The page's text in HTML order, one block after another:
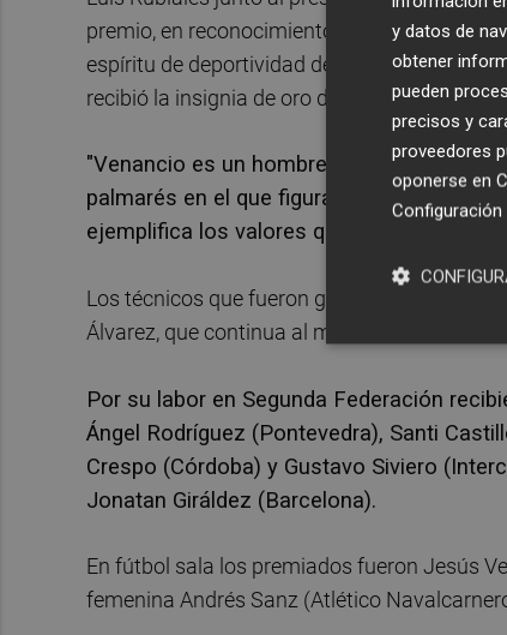
premio, en reconocimiento a los éxitos
espíritu de deportividad de los técnicos. El
recibió la insignia de oro de la RFEF.
"Venancio es un hombre que trabaja,
palmarés en el que figuran cuatro Copas
ejemplifica los valores que queremos
Los técnicos que fueron galardonados
Álvarez, que continua al mando del Villarreal
Por su labor en Segunda Federación
Ángel Rodríguez (Pontevedra), Santi
Crespo (Córdoba) y Gustavo Siviero
Jonatan Giráldez (Barcelona).
En fútbol sala los premiados fueron Jesús
femenina Andrés Sanz (Atlético
y datos de
obtener
pueden
precisos y
proveedores
oponerse en